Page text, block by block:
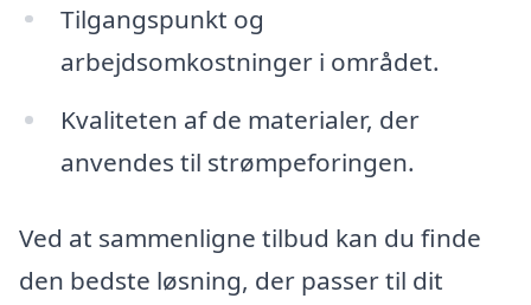
Tilgangspunkt og
arbejdsomkostninger i området.
Kvaliteten af de materialer, der
anvendes til strømpeforingen.
Ved at sammenligne tilbud kan du finde
den bedste løsning, der passer til dit